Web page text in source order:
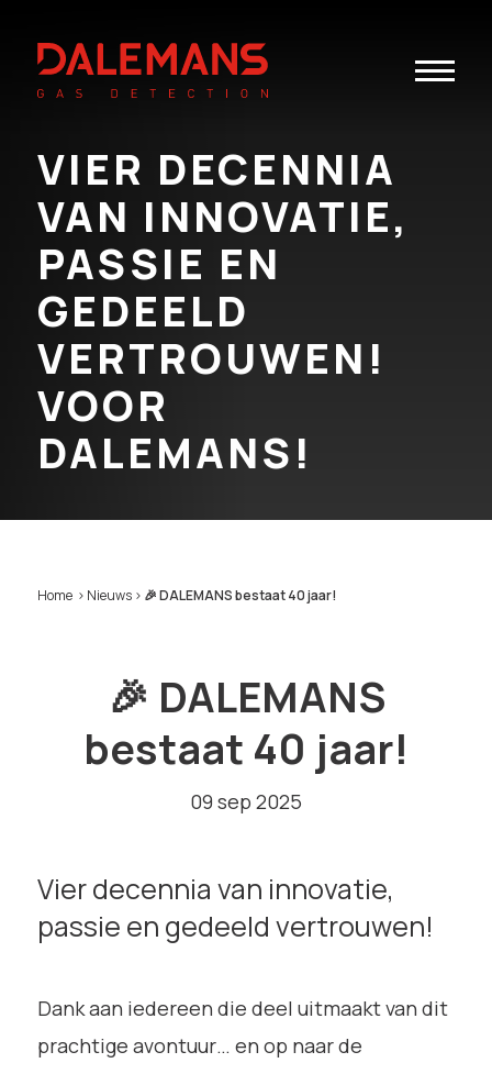
Toggle
VIER DECENNIA
VAN INNOVATIE,
PASSIE EN
GEDEELD
VERTROUWEN!
VOOR
DALEMANS!
Home > Nieuws > 🎉 DALEMANS bestaat 40 jaar!
🎉 DALEMANS
bestaat 40 jaar!
09 sep 2025
Vier decennia van innovatie,
passie en gedeeld vertrouwen!
Dank aan iedereen die deel uitmaakt van dit
prachtige avontuur… en op naar de